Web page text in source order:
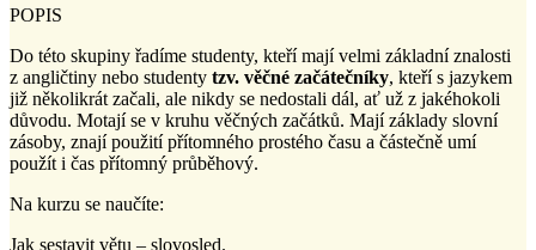
POPIS
Do této skupiny řadíme studenty, kteří mají velmi základní znalosti
z angličtiny nebo studenty tzv. věčné začátečníky, kteří s jazykem
již několikrát začali, ale nikdy se nedostali dál, ať už z jakéhokoli
důvodu. Motají se v kruhu věčných začátků. Mají základy slovní
zásoby, znají použití přítomného prostého času a částečně umí
použít i čas přítomný průběhový.
Na kurzu se naučíte:
Jak sestavit větu – slovosled.